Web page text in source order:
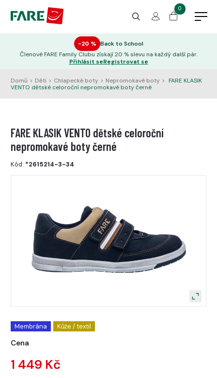
0
−20 % Back to School
Členové FARE Family Clubu získají 20 % slevu na každý další pár.
Přihlásit seRegistrovat se
Domů > Děti > Chlapecké boty > Nepromokavé boty > FARE KLASIK
VENTO dětské celoroční nepromokavé boty černé
FARE KLASIK VENTO dětské celoroční
nepromokavé boty černé
Kód: *2615214-3-34
Membrána Kůže / textil
Cena
1 449 Kč